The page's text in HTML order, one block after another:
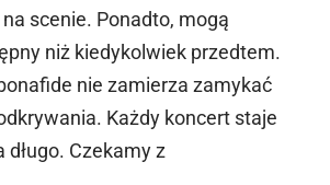
scenie. Ponadto, mogą
niż kiedykolwiek przedtem.
nie zamierza zamykać
Każdy koncert staje
Czekamy z